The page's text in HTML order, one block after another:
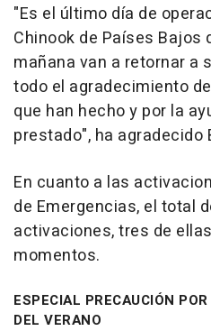
"Es el último día de
Chinook de Países Bajos
mañana van a retornar a
todo el agradecimiento
que han hecho y por la
prestado", ha agradecido
En cuanto a las
de Emergencias, el total
activaciones, tres de
momentos.
ESPECIAL PRECAUCIÓN
DEL VERANO